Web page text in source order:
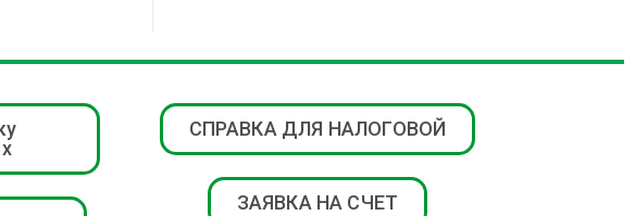
СПРАВКА ДЛЯ НАЛОГОВОЙ
ЗАЯВКА НА СЧЕТ